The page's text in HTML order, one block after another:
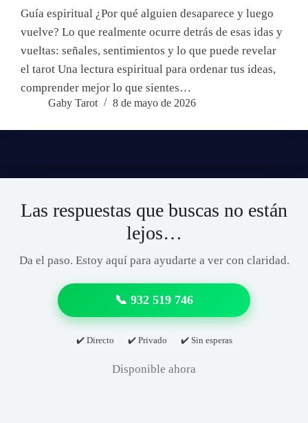
Guía espiritual ¿Por qué alguien desaparece y luego
vuelve? Lo que realmente ocurre detrás de esas idas y
vueltas: señales, sentimientos y lo que puede revelar
el tarot Una lectura espiritual para ordenar tus ideas,
comprender mejor lo que sientes…
Gaby Tarot 8 de mayo de 2026
Las respuestas que buscas no están
lejos…
Da el paso. Estoy aquí para ayudarte a ver con claridad.
📞 932 519 746
✔️ Directo ✔️ Privado ✔️ Sin esperas
Disponible ahora